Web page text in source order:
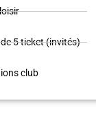
5 ticket (invités)
club